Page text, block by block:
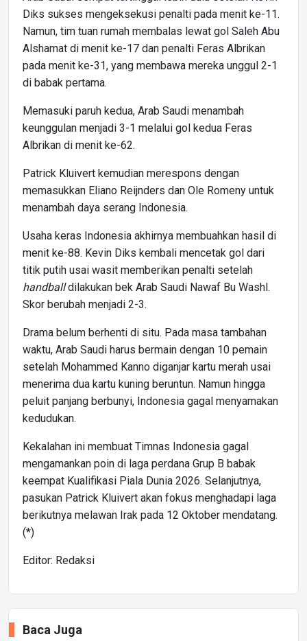
Diks sukses mengeksekusi penalti pada menit ke-11.
Namun, tim tuan rumah membalas lewat gol Saleh Abu
Alshamat di menit ke-17 dan penalti Feras Albrikan
pada menit ke-31, yang membawa mereka unggul 2-1
di babak pertama.
Memasuki paruh kedua, Arab Saudi menambah
keunggulan menjadi 3-1 melalui gol kedua Feras
Albrikan di menit ke-62.
Patrick Kluivert kemudian merespons dengan
memasukkan Eliano Reijnders dan Ole Romeny untuk
menambah daya serang Indonesia.
Usaha keras Indonesia akhirnya membuahkan hasil di
menit ke-88. Kevin Diks kembali mencetak gol dari
titik putih usai wasit memberikan penalti setelah
handballdilakukan bek Arab Saudi Nawaf Bu Washl.
Skor berubah menjadi 2-3.
Drama belum berhenti di situ. Pada masa tambahan
waktu, Arab Saudi harus bermain dengan 10 pemain
setelah Mohammed Kanno diganjar kartu merah usai
menerima dua kartu kuning beruntun. Namun hingga
peluit panjang berbunyi, Indonesia gagal menyamakan
kedudukan.
Kekalahan ini membuat Timnas Indonesia gagal
mengamankan poin di laga perdana Grup B babak
keempat Kualifikasi Piala Dunia 2026. Selanjutnya,
pasukan Patrick Kluivert akan fokus menghadapi laga
berikutnya melawan Irak pada 12 Oktober mendatang.
(*)
Editor: Redaksi
Baca Juga